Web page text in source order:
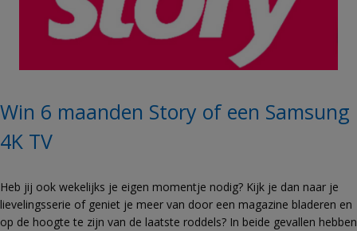
Win 6 maanden Story of een Samsung
4K TV
Heb jij ook wekelijks je eigen momentje nodig? Kijk je dan naar je
lievelingsserie of geniet je meer van door een magazine bladeren en
op de hoogte te zijn van de laatste roddels? In beide gevallen hebben